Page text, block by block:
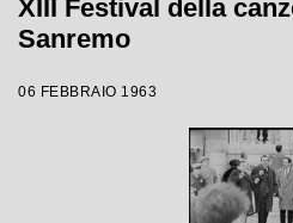
XIII Festival della
Sanremo
06 FEBBRAIO 1963